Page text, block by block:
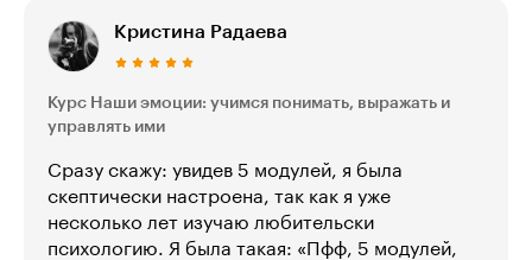
Кристина Радаева
Курс Наши эмоции: учимся понимать, выражать и
управлять ими
Сразу скажу: увидев 5 модулей, я была
скептически настроена, так как я уже
несколько лет изучаю любительски
психологию. Я была такая: «Пфф, 5 модулей,